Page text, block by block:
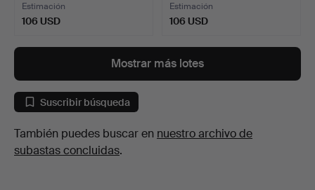
Estimación
106 USD
Estimación
106 USD
Mostrar más lotes
Suscribir búsqueda
También puedes buscar en nuestro archivo de
subastas concluidas.